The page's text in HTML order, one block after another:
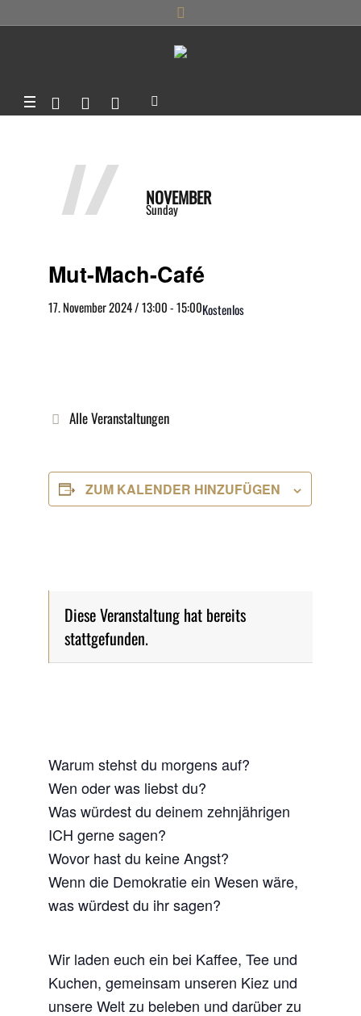
17 NOVEMBER
Sunday
Mut-Mach-Café
17. November 2024 / 13:00-15:00Kostenlos
Alle Veranstaltungen
ZUM KALENDER HINZUFÜGEN
Diese Veranstaltung hat bereits
stattgefunden.
Warum stehst du morgens auf?
Wen oder was liebst du?
Was würdest du deinem zehnjährigen
ICH gerne sagen?
Wovor hast du keine Angst?
Wenn die Demokratie ein Wesen wäre,
was würdest du ihr sagen?
Wir laden euch ein bei Kaffee, Tee und
Kuchen, gemeinsam unseren Kiez und
unsere Welt zu beleben und darüber zu